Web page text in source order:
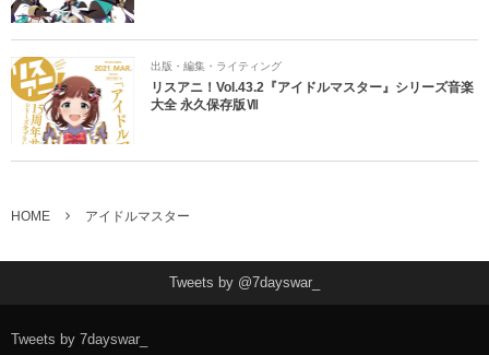
出版・編集・ライティング
リスアニ！Vol.43.2『アイドルマスター』シリーズ音楽
大全 永久保存版Ⅶ
HOME アイドルマスター
Tweets by @7dayswar_
Tweets by 7dayswar_